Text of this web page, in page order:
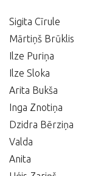
Sigita Cīrule
Mārtiņš Brūklis
Ilze Puriņa
Ilze Sloka
Arita Bukša
Inga Znotiņa
Dzidra Bērziņa
Valda
Anita